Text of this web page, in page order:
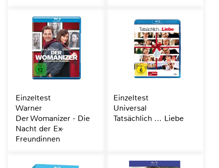
Einzeltest
Warner
Der Womanizer - Die
Nacht der Ex-
Freundinnen
Einzeltest
Universal
Tatsächlich ... Liebe